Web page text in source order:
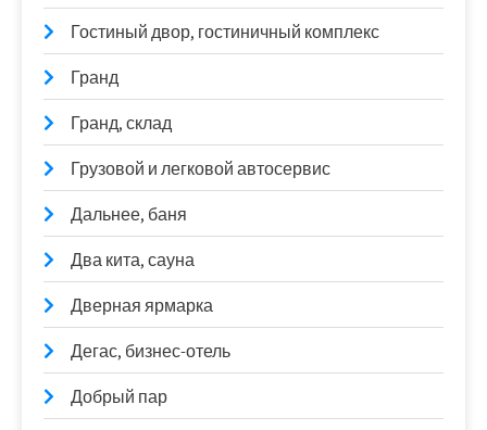
Гостиный двор, гостиничный комплекс
Гранд
Гранд, склад
Грузовой и легковой автосервис
Дальнее, баня
Два кита, сауна
Дверная ярмарка
Дегас, бизнес-отель
Добрый пар